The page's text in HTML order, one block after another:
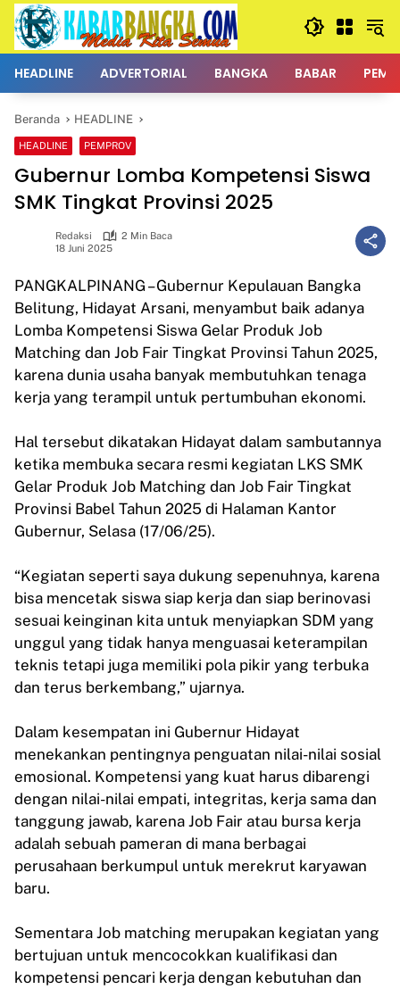
Langsung
konten
HEADLINE ADVERTORIAL BANGKA BABAR
Beranda HEADLINE
HEADLINE PEMPROV
Gubernur Lomba Kompetensi Siswa
SMK Tingkat Provinsi 2025
Redaksi
2 Min Baca
18 Juni 2025
PANGKALPINANG – Gubernur Kepulauan Bangka
Belitung, Hidayat Arsani, menyambut baik adanya
Lomba Kompetensi Siswa Gelar Produk Job
Matching dan Job Fair Tingkat Provinsi Tahun 2025,
karena dunia usaha banyak membutuhkan tenaga
kerja yang terampil untuk pertumbuhan ekonomi.
Hal tersebut dikatakan Hidayat dalam sambutannya
ketika membuka secara resmi kegiatan LKS SMK
Gelar Produk Job Matching dan Job Fair Tingkat
Provinsi Babel Tahun 2025 di Halaman Kantor
Gubernur, Selasa (17/06/25).
“Kegiatan seperti saya dukung sepenuhnya, karena
bisa mencetak siswa siap kerja dan siap berinovasi
sesuai keinginan kita untuk menyiapkan SDM yang
unggul yang tidak hanya menguasai keterampilan
teknis tetapi juga memiliki pola pikir yang terbuka
dan terus berkembang,” ujarnya.
Dalam kesempatan ini Gubernur Hidayat
menekankan pentingnya penguatan nilai-nilai sosial
emosional. Kompetensi yang kuat harus dibarengi
dengan nilai-nilai empati, integritas, kerja sama dan
tanggung jawab, karena Job Fair atau bursa kerja
adalah sebuah pameran di mana berbagai
perusahaan berkumpul untuk merekrut karyawan
baru.
Sementara Job matching merupakan kegiatan yang
bertujuan untuk mencocokkan kualifikasi dan
kompetensi pencari kerja dengan kebutuhan dan